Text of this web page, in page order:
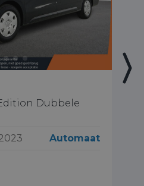
Edition Dubbele
Automaat